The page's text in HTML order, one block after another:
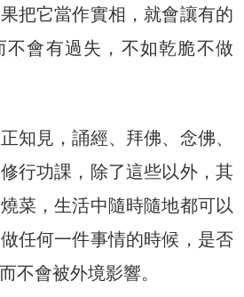
把它當作實相，就會讓有的
不會有過失，不如乾脆不做
知見，誦經、拜佛、念佛、
行功課，除了這些以外，其
菜，生活中隨時隨地都可以
任何一件事情的時候，是否
不會被外境影響。